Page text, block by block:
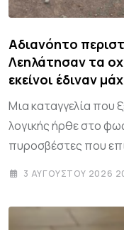
Αδιανόητο
Λεηλάτησαν τα
εκείνοι έδιναν
Μια καταγγελία που
λογικής ήρθε στο
πυροσβέστες που
3 ΑΥΓΟΎΣΤΟΥ 2026